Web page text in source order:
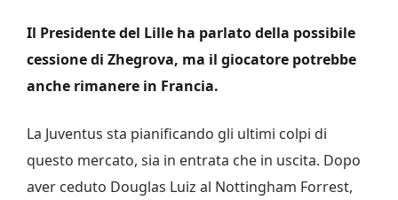
Il Presidente del Lille ha parlato della possibile
cessione di Zhegrova, ma il giocatore potrebbe
anche rimanere in Francia.
La Juventus sta pianificando gli ultimi colpi di
questo mercato, sia in entrata che in uscita. Dopo
aver ceduto Douglas Luiz al Nottingham Forrest,